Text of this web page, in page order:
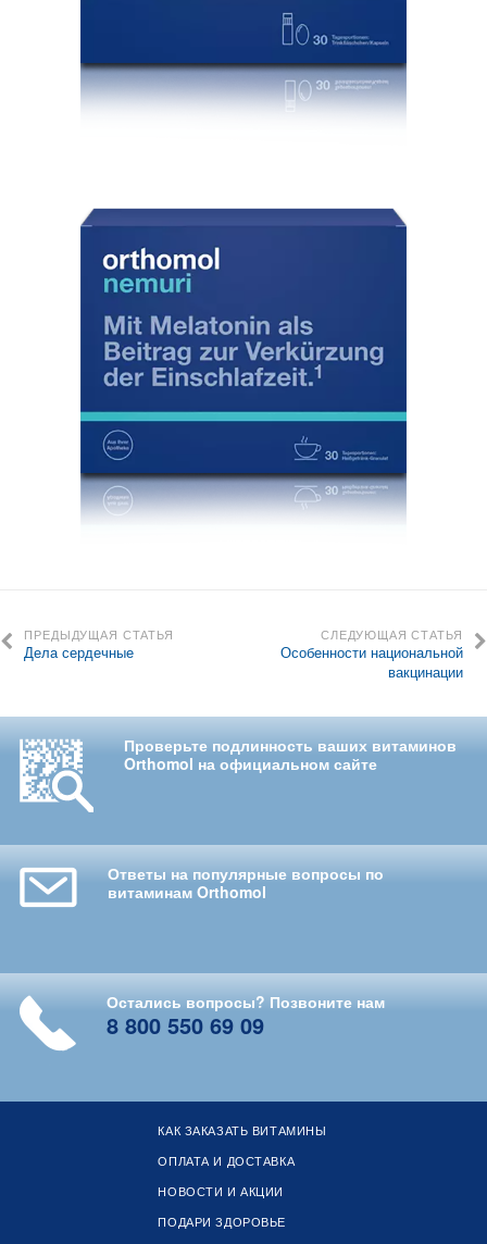
ПРЕДЫДУЩАЯ СТАТЬЯ
Дела сердечные
СЛЕДУЮЩАЯ СТАТЬЯ
Особенности национальной
вакцинации
Проверьте подлинность ваших витаминов
Orthomol на официальном сайте
Ответы на популярные вопросы по
витаминам Orthomol
Остались вопросы? Позвоните нам
8 800 550 69 09
КАК ЗАКАЗАТЬ ВИТАМИНЫ
ОПЛАТА И ДОСТАВКА
НОВОСТИ И АКЦИИ
ПОДАРИ ЗДОРОВЬЕ